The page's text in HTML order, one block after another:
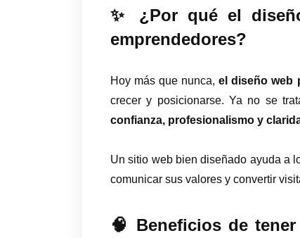
✨ ¿Por qué el
emprendedores?
Hoy más que nunca,el diseño web
crecer y posicionarse. Ya no se
confianza, profesionalismo y
Un sitio web bien diseñado ayuda a
comunicar sus valores y convertir
🧠 Beneficios de